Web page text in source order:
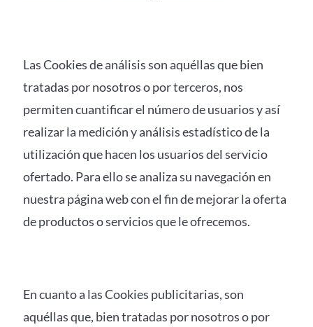
Las Cookies de análisis son aquéllas que bien
tratadas por nosotros o por terceros, nos
permiten cuantificar el número de usuarios y así
realizar la medición y análisis estadístico de la
utilización que hacen los usuarios del servicio
ofertado. Para ello se analiza su navegación en
nuestra página web con el fin de mejorar la oferta
de productos o servicios que le ofrecemos.
En cuanto a las Cookies publicitarias, son
aquéllas que, bien tratadas por nosotros o por